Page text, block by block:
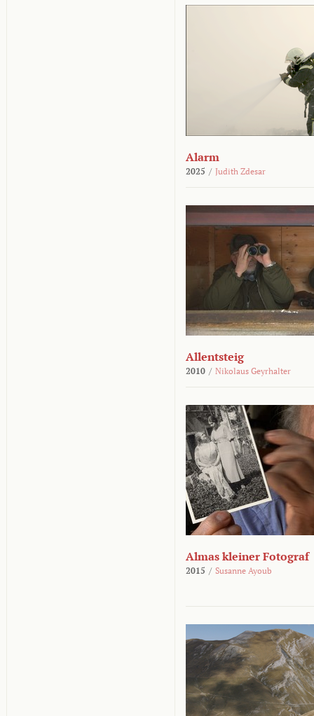
Alarm
2025 / Judith Zdesar
Allentsteig
2010 / Nikolaus Geyrhalter
Almas kleiner Fotograf
2015 / Susanne Ayoub